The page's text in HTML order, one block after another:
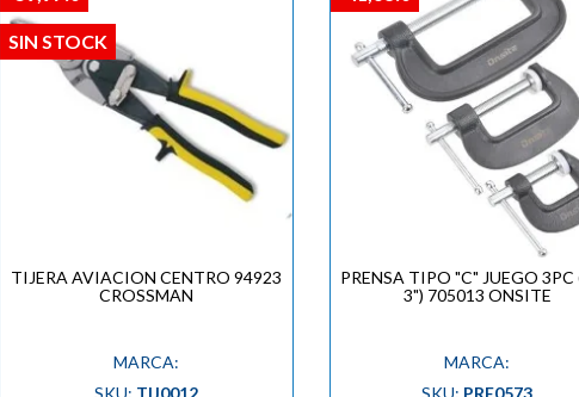
TIJERA AVIACION CENTRO 94923
CROSSMAN
MARCA:
SKU: TIJ0012
SIN STOCK
PRENSA TIPO "C" JUEGO 3PC
3") 705013 ONSITE
MARCA:
SKU: PRE0573